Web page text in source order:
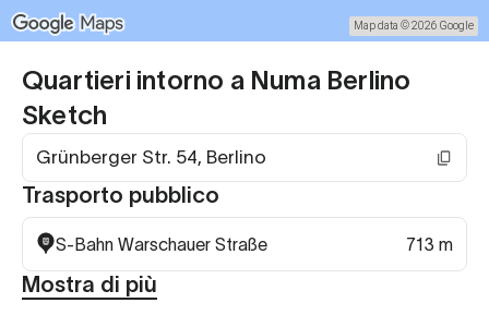
Quartieri intorno a Numa Berlino
Sketch
Grünberger Str. 54, Berlino
Trasporto pubblico
S-Bahn Warschauer Straße 713 m
Mostra di più
Map data © 2026 Google